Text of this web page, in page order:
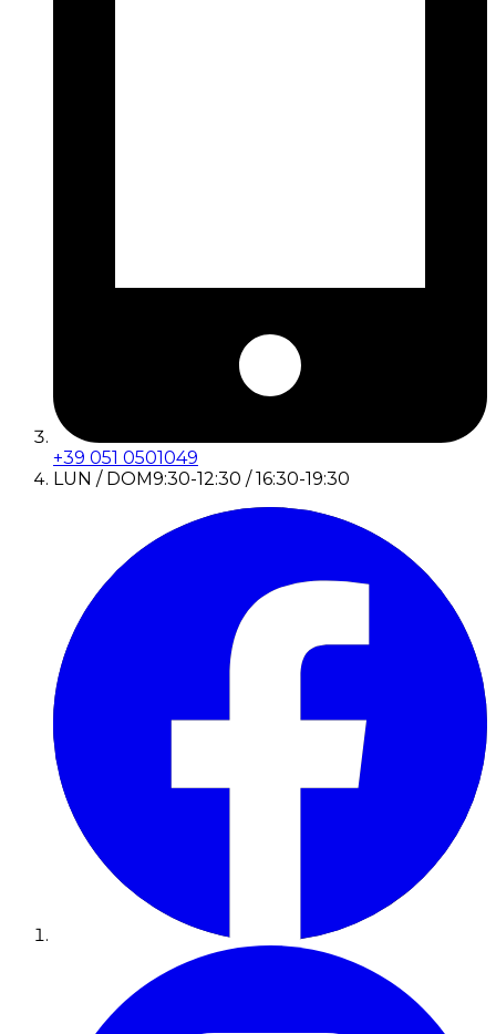
+39 051 0501049
LUN / DOM9:30-12:30 / 16:30-19:30